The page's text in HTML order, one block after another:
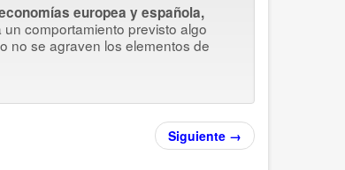
europea y española,
un comportamiento previsto algo
no se agraven los elementos de
Siguiente →